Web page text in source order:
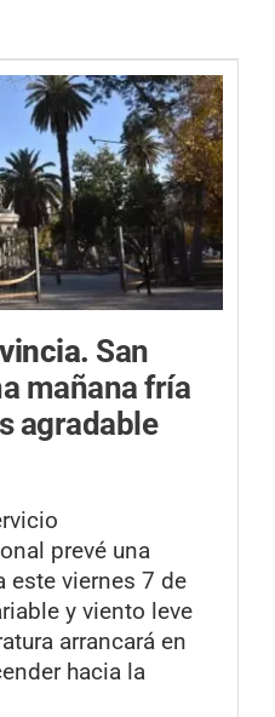
San
mañana fría
agradable
prevé una
este viernes 7 de
y viento leve
arrancará en
hacia la